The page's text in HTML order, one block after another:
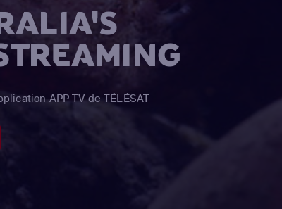
APP TV de TÉLÉSAT